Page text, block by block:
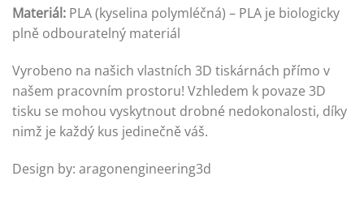
Materiál: PLA (kyselina polymléčná) – PLA je biologicky
plně odbouratelný materiál
Vyrobeno na našich vlastních 3D tiskárnách přímo v
našem pracovním prostoru! Vzhledem k povaze 3D
tisku se mohou vyskytnout drobné nedokonalosti, díky
nimž je každý kus jedinečně váš.
Design by: aragonengineering3d